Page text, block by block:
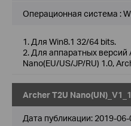
Операционная система :
1. Для Win8.1 32/64 bits.
2. Для аппаратных версий
Nano(EU/US/JP/RU) 1.0,
Archer T2U
Дата публикации: 2019-06-